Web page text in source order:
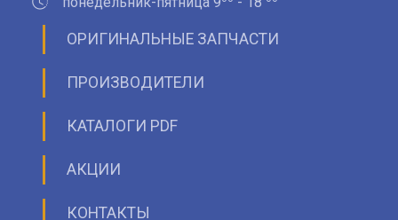
ОРИГИНАЛЬНЫЕ ЗАПЧАСТИ
ПРОИЗВОДИТЕЛИ
КАТАЛОГИ PDF
АКЦИИ
КОНТАКТЫ